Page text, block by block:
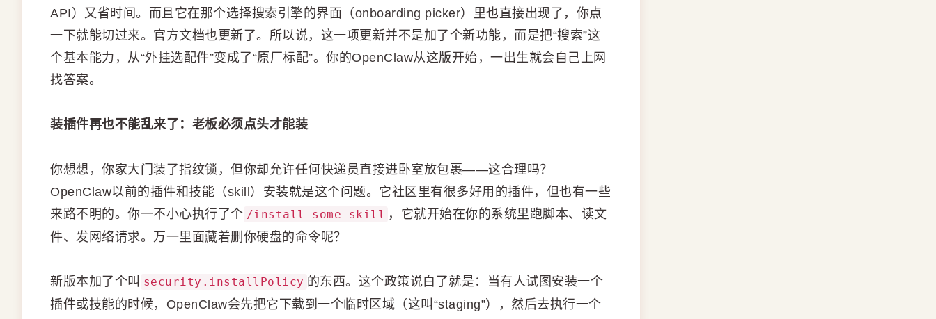
API）又省时间。而且它在那个选择搜索引擎的界面（onboarding picker）里也直接出现了，你点
一下就能切过来。官方文档也更新了。所以说，这一项更新并不是加了个新功能，而是把“搜索”这
个基本能力，从“外挂选配件”变成了“原厂标配”。你的OpenClaw从这版开始，一出生就会自己上网
找答案。
装插件再也不能乱来了：老板必须点头才能装
你想想，你家大门装了指纹锁，但你却允许任何快递员直接进卧室放包裹——这合理吗？
OpenClaw以前的插件和技能（skill）安装就是这个问题。它社区里有很多好用的插件，但也有一些
来路不明的。你一不小心执行了个 /install some-skill ，它就开始在你的系统里跑脚本、读文
件、发网络请求。万一里面藏着删你硬盘的命令呢？
新版本加了个叫 security.installPolicy 的东西。这个政策说白了就是：当有人试图安装一个
插件或技能的时候，OpenClaw会先把它下载到一个临时区域（这叫“staging”），然后去执行一个